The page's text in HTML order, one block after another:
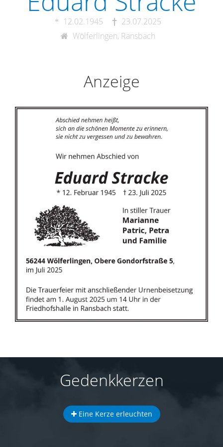
12.02.1945
23.07.2025
Wölferlingen, Ransbach
Anzeige
Gedenkkerzen
Eine Kerze erleuchten